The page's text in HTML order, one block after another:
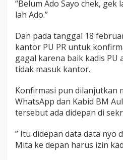
“Belum Ado Sayo chek, gek
lah Ado.”
Dan pada tanggal 18
kantor PU PR untuk
gagal karena baik kadis PU
tidak masuk kantor.
Konfirmasi pun dilanjutkan
WhatsApp dan Kabid BM
tersebut ada didepan di
” Itu didepan data data nyo
Mita ke depan harus izin